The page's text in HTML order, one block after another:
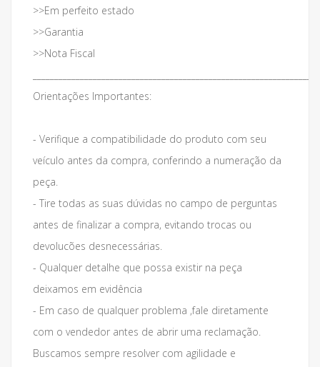
>>Em perfeito estado
>>Garantia
>>Nota Fiscal
Orientações Importantes:
- Verifique a compatibilidade do produto com seu
veículo antes da compra, conferindo a numeração da
peça.
- Tire todas as suas dúvidas no campo de perguntas
antes de finalizar a compra, evitando trocas ou
devolucões desnecessárias.
- Qualquer detalhe que possa existir na peça
deixamos em evidência
- Em caso de qualquer problema ,fale diretamente
com o vendedor antes de abrir uma reclamação.
Buscamos sempre resolver com agilidade e